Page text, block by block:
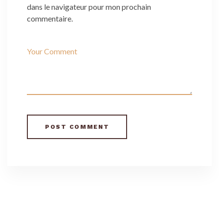
dans le navigateur pour mon prochain
commentaire.